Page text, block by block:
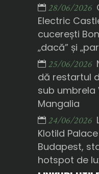
28/06/2026
Electric
cucerești
„dacă” și
25/06/2026
dă restartul
sub umbrela
Mangalia
24/06/2026
Klotild
Budapest,
hotspot de